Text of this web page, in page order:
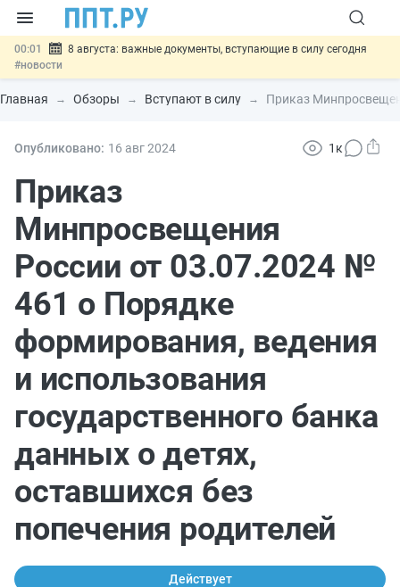
00:01
8 августа: важные документы, вступающие в силу сегодня
#новости
07.08 Подписан закон о блокировке продажи опасных товаров через
«Честный знак»#новости
07.08 Госпошлину за устранение ошибок в документах предлагают
07.08
отношений
#новости
Главная Обзоры Вступают в силу Приказ
Опубликовано: 16 авг2024 1к
Приказ
Минпросвещения
России от 03.07.2024 №
461 о Порядке
формирования, ведения
и использования
государственного банка
данных о детях,
оставшихся без
попечения родителей
Действует